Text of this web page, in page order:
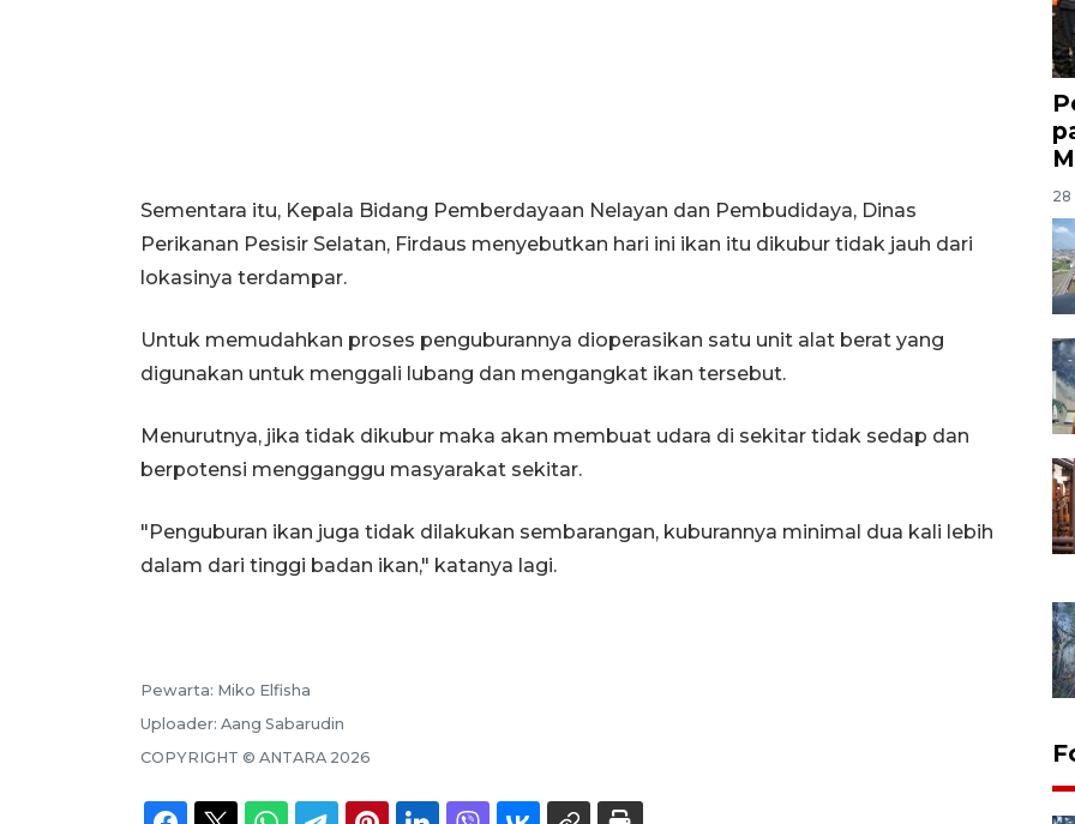
Sementara itu, Kepala Bidang Pemberdayaan Nelayan dan Pembudidaya, Dinas
Perikanan Pesisir Selatan, Firdaus menyebutkan hari ini ikan itu dikubur tidak jauh dari
lokasinya terdampar.
Untuk memudahkan proses penguburannya dioperasikan satu unit alat berat yang
digunakan untuk menggali lubang dan mengangkat ikan tersebut.
Menurutnya, jika tidak dikubur maka akan membuat udara di sekitar tidak sedap dan
berpotensi mengganggu masyarakat sekitar.
"Penguburan ikan juga tidak dilakukan sembarangan, kuburannya minimal dua kali lebih
dalam dari tinggi badan ikan," katanya lagi.
Pewarta: Miko Elfisha
Uploader: Aang Sabarudin
COPYRIGHT © ANTARA 2026
28